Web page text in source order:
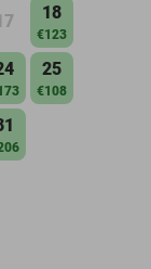
18
€123
25
€108